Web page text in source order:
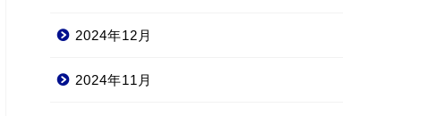
2024年12月
2024年11月